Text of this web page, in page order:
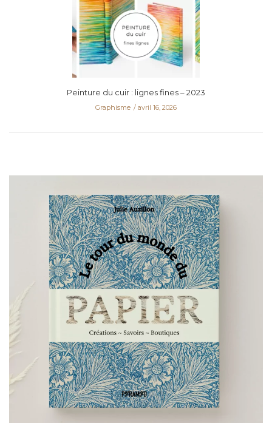
Peinture du cuir : lignes fines – 2023
Graphisme avril 16, 2026